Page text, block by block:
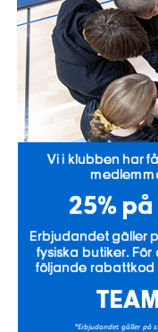
VÅRA LAG/TRÄNARE
MATCHER
KONTAKTUPPGIFTER VÅRA